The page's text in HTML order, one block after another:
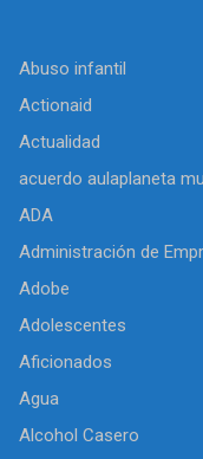
Abuso infantil
Actionaid
Actualidad
acuerdo aulaplaneta
ADA
Administración de
Adobe
Adolescentes
Aficionados
Agua
Alcohol Casero